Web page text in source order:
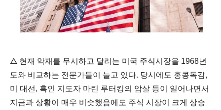
△ 현재 악재를 무시하고 달리는 미국 주식시장을 1968년
도와 비교하는 전문가들이 늘고 있다. 당시에도 홍콩독감,
미 대선, 흑인 지도자 마틴 루터킹의 암살 등이 일어나면서
지금과 상황이 매우 비슷했음에도 주식 시장이 크게 상승